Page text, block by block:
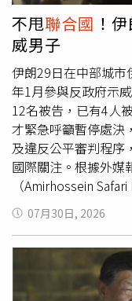
不滿。李世暉認為，
先順序與民眾期待出
題，卻未能及時回應
政策修正及溝通不足
理解施政方向，導致
Nations Security
之後再將建議人選提
General Assembly）
可取得出線資格，但
事國（簡稱5常）否
一國對候選人並非完
以選擇棄權。由於擁
中國、法國及英國，
使外交人士普遍無法
理會成員於30日舉
別投下「鼓勵」（
（discourage）或「
首次「意向性投票
林斯潘獲得1張「不
人士透露，若那張
不甩聯合國 ！
威男子
伊朗29日在中部城
年1月參與反政府示
12名被告，已有4人
才緊急呼籲暫停處決
及違反公平審判程序
國際關注。根據外媒
（Amirhossein
（Abolfazl Sepahi
開執行死刑。兩人均
事件。伊朗政府指控
隊成員遭殺害，另
輕被告判處死刑。
07月30日, 2026